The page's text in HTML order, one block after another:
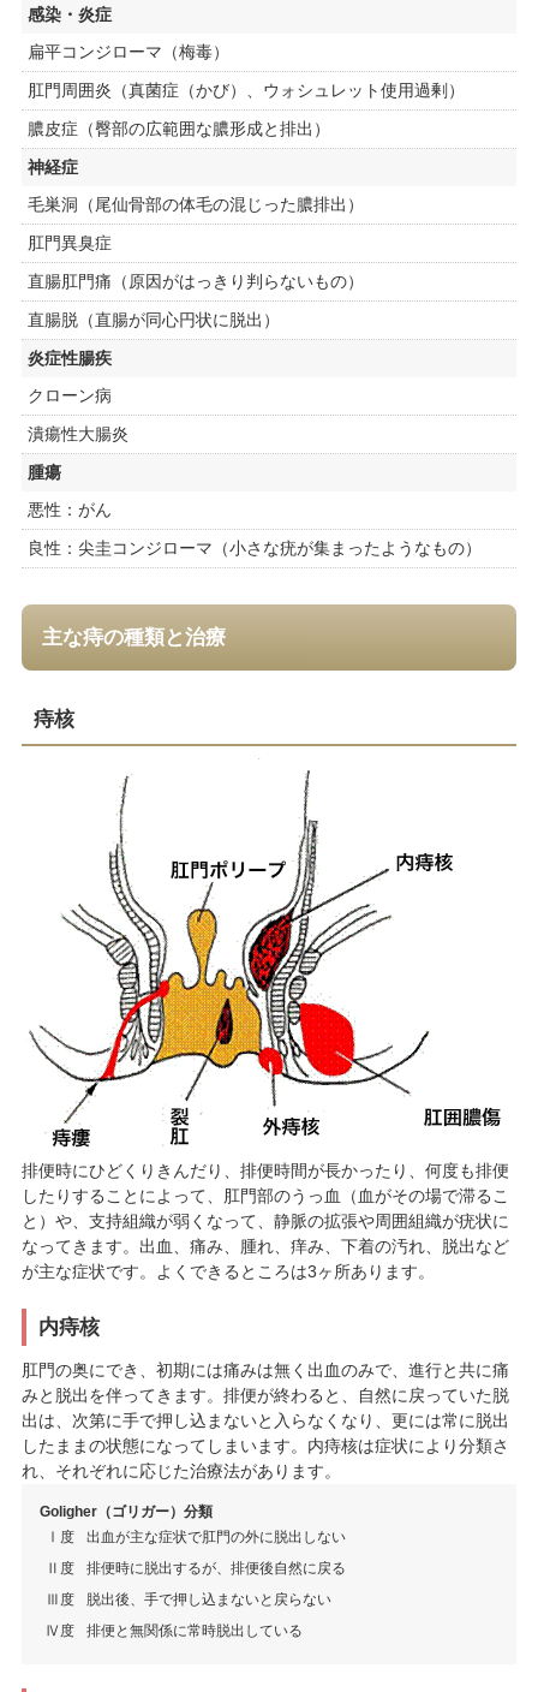
感染・炎症
扁平コンジローマ（梅毒）
肛門周囲炎（真菌症（かび）、ウォシュレット使用過剰）
膿皮症（臀部の広範囲な膿形成と排出）
神経症
毛巣洞（尾仙骨部の体毛の混じった膿排出）
肛門異臭症
直腸肛門痛（原因がはっきり判らないもの）
直腸脱（直腸が同心円状に脱出）
炎症性腸疾
クローン病
潰瘍性大腸炎
腫瘍
悪性：がん
良性：尖圭コンジローマ（小さな疣が集まったようなもの）
主な痔の種類と治療
痔核
排便時にひどくりきんだり、排便時間が長かったり、何度も排便
したりすることによって、肛門部のうっ血（血がその場で滞るこ
と）や、支持組織が弱くなって、静脈の拡張や周囲組織が疣状に
なってきます。出血、痛み、腫れ、痒み、下着の汚れ、脱出など
が主な症状です。よくできるところは3ヶ所あります。
内痔核
肛門の奥にでき、初期には痛みは無く出血のみで、進行と共に痛
みと脱出を伴ってきます。排便が終わると、自然に戻っていた脱
出は、次第に手で押し込まないと入らなくなり、更には常に脱出
したままの状態になってしまいます。内痔核は症状により分類さ
れ、それぞれに応じた治療法があります。
Goligher（ゴリガー）分類
Ⅰ度
出血が主な症状で肛門の外に脱出しない
Ⅱ度
排便時に脱出するが、排便後自然に戻る
Ⅲ度
脱出後、手で押し込まないと戻らない
Ⅳ度
排便と無関係に常時脱出している